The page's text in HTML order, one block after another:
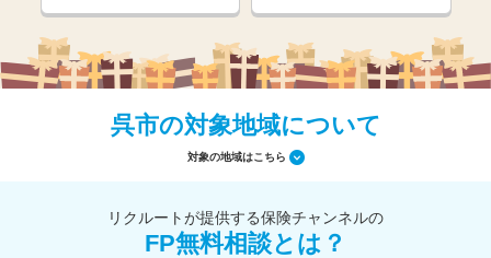
呉市の対象地域について
対象の地域はこちら
リクルートが提供する保険チャンネルの
FP無料相談とは？